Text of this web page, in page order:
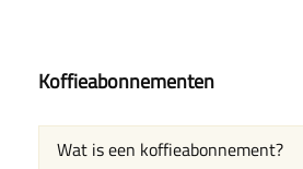
Koffieabonnementen
Wat is een koffieabonnement?